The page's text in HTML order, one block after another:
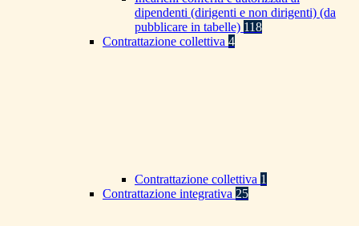
dipendenti (dirigenti e non dirigenti) (da
pubblicare in tabelle) 118
Contrattazione collettiva 4
Contrattazione collettiva 1
Contrattazione integrativa 25